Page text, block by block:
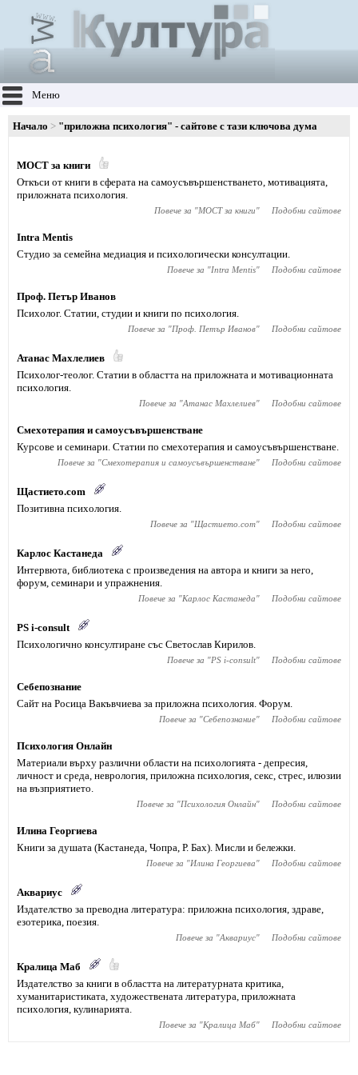
Меню
Начало "приложна психология" - сайтове с тази ключова дума
МОСТ за книги
Откъси от книги в сферата на самоусъвършенстването, мотивацията,
приложната психология.
Повече за "МОСТ за книги" Подобни сайтове
Intra Mentis
Студио за семейна медиация и психологически консултации.
Повече за "Intra Mentis" Подобни сайтове
Проф. Петър Иванов
Психолог. Статии, студии и книги по психология.
Повече за "Проф. Петър Иванов" Подобни сайтове
Атанас Махлелиев
Психолог-теолог. Статии в областта на приложната и мотивационната
психология.
Повече за "Атанас Махлелиев" Подобни сайтове
Смехотерапия и самоусъвършенстване
Курсове и семинари. Статии по смехотерапия и самоусъвършенстване.
Повече за "Смехотерапия и самоусъвършенстване" Подобни сайтове
Щастието.com
Позитивна психология.
Повече за "Щастието.com" Подобни сайтове
Карлос Кастанеда
Интервюта, библиотека с произведения на автора и книги за него,
форум, семинари и упражнения.
Повече за "Карлос Кастанеда" Подобни сайтове
PS i-consult
Психологично консултиране със Светослав Кирилов.
Повече за "PS i-consult" Подобни сайтове
Себепознание
Сайт на Росица Вакъвчиева за приложна психология. Форум.
Повече за "Себепознание" Подобни сайтове
Психология Онлайн
Материали върху различни области на психологията - депресия,
личност и среда, неврология, приложна психология, секс, стрес, илюзии
на възприятието.
Повече за "Психология Онлайн" Подобни сайтове
Илина Георгиева
Книги за душата (Кастанеда, Чопра, Р. Бах). Мисли и бележки.
Повече за "Илина Георгиева" Подобни сайтове
Аквариус
Издателство за преводна литература: приложна психология, здраве,
езотерика, поезия.
Повече за "Аквариус" Подобни сайтове
Кралица Маб
Издателство за книги в областта на литературната критика,
хуманитаристиката, художествената литература, приложната
психология, кулинарията.
Повече за "Кралица Маб" Подобни сайтове